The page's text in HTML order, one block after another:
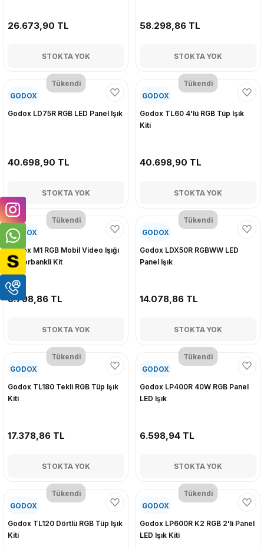
26.673,90 TL
STOKTA YOK
58.298,86 TL
STOKTA YOK
Tükendi
GODOX
Godox LD75R RGB LED Panel Işık
40.698,90 TL
STOKTA YOK
Tükendi
GODOX
Godox TL60 4'lü RGB Tüp Işık
Kiti
40.698,90 TL
STOKTA YOK
Tükendi
GODOX
Godox M1 RGB Mobil Video Işığı
Powerbankli Kit
8.798,86 TL
STOKTA YOK
Tükendi
GODOX
Godox LDX50R RGBWW LED
Panel Işık
14.078,86 TL
STOKTA YOK
Tükendi
GODOX
Godox TL180 Tekli RGB Tüp Işık
Kiti
17.378,86 TL
STOKTA YOK
Tükendi
GODOX
Godox LP400R 40W RGB Panel
LED Işık
6.598,94 TL
STOKTA YOK
Tükendi
GODOX
Godox TL120 Dörtlü RGB Tüp Işık
Kiti
Tükendi
GODOX
Godox LP600R K2 RGB 2'li Panel
LED Işık Kiti